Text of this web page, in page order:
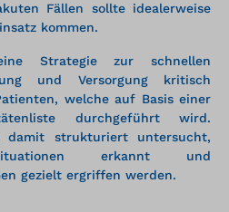
Fällen sollte idealerweise
kommen.
Strategie zur schnellen
und Versorgung kritisch
welche auf Basis einer
durchgeführt wird.
damit strukturiert untersucht,
erkannt und
gezielt ergriffen werden.